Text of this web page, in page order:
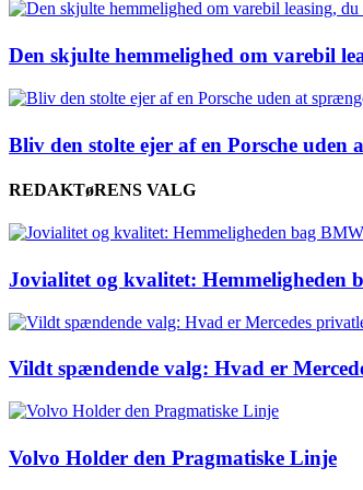
Den skjulte hemmelighed om varebil
Bliv den stolte ejer af en Porsche uden
REDAKTøRENS VALG
Jovialitet og kvalitet: Hemmeligheden
Vildt spændende valg: Hvad er
Volvo Holder den Pragmatiske Linje